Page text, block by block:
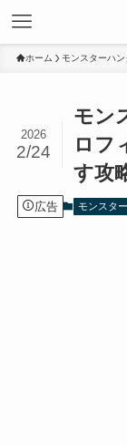
ホーム モンスターハン
モン
ロフ
す攻
2026
2/24
広告 モンスタ